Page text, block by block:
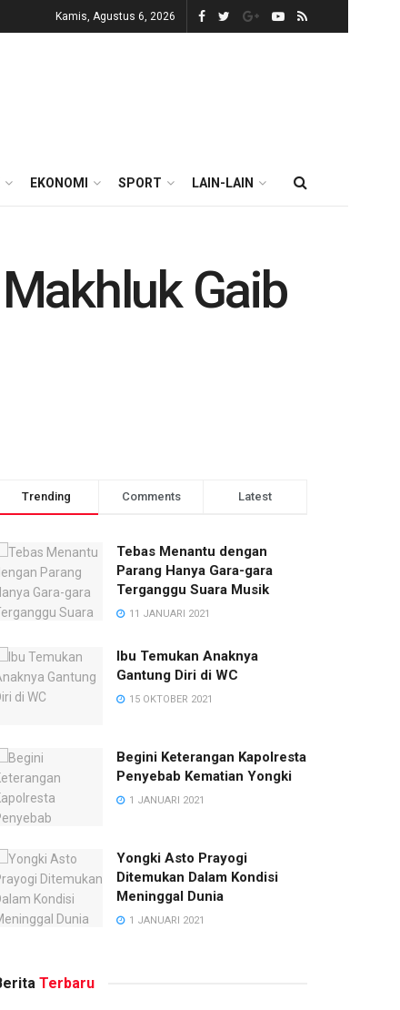
Kamis, Agustus 6, 2026
EKONOMI SPORT LAIN-LAIN
Gaib
Trending Comments Latest
Tebas Menantu dengan
Parang Hanya Gara-gara
Terganggu Suara Musik
11 JANUARI 2021
Ibu Temukan Anaknya
Gantung Diri di WC
15 OKTOBER 2021
Begini Keterangan Kapolresta
Penyebab Kematian Yongki
1 JANUARI 2021
Yongki Asto Prayogi
Ditemukan Dalam Kondisi
Meninggal Dunia
1 JANUARI 2021
Terbaru